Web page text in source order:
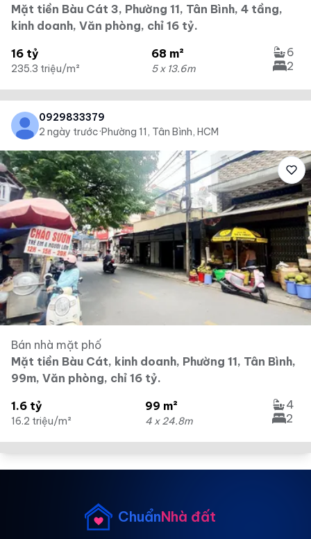
Mặt tiền Bàu Cát 3, Phường 11, Tân Bình, 4 tầng,
kinh doanh, Văn phòng, chỉ 16 tỷ.
16 tỷ
235.3 triệu/m²
68 m²
5 x 13.6m
6
2
0929833379
2 ngày trước·Phường 11, Tân Bình, HCM
Bán nhà mặt phố
Mặt tiền Bàu Cát, kinh doanh, Phường 11, Tân Bình,
99m, Văn phòng, chỉ 16 tỷ.
1.6 tỷ
16.2 triệu/m²
99 m²
4 x 24.8m
4
2
ChuẩnNhà đất